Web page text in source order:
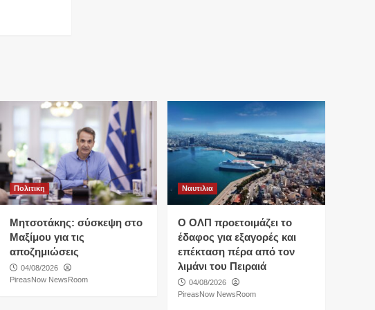
Πολιτικη
Μητσοτάκης: σύσκεψη στο
Μαξίμου για τις
αποζημιώσεις
04/08/2026
PireasNow NewsRoom
Ναυτιλια
O ΟΛΠ προετοιμάζει το
έδαφος για εξαγορές και
επέκταση πέρα από τον
λιμάνι του Πειραιά
04/08/2026
PireasNow NewsRoom